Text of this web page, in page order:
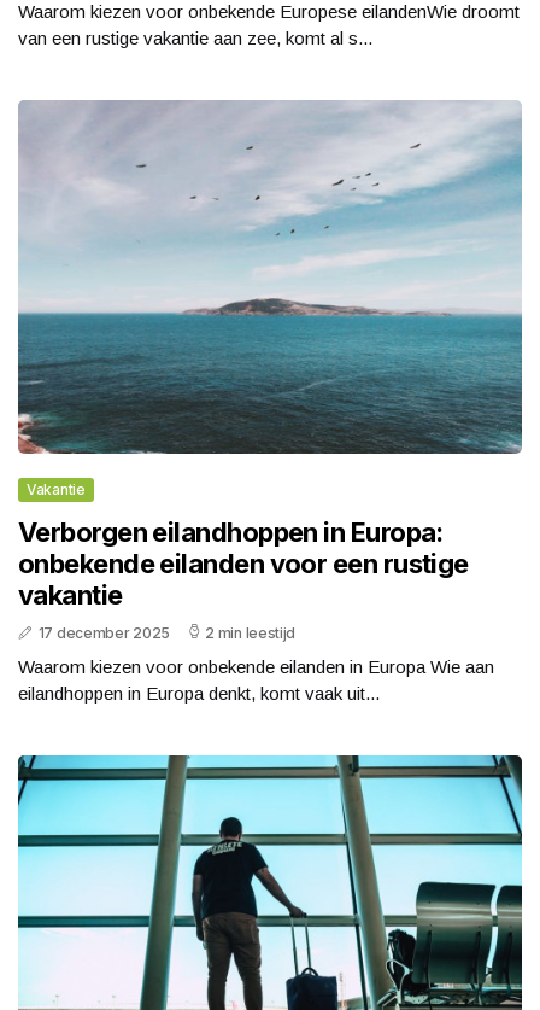
Waarom kiezen voor onbekende Europese eilandenWie droomt
van een rustige vakantie aan zee, komt al s...
Vakantie
Verborgen eilandhoppen in Europa:
onbekende eilanden voor een rustige
vakantie
17 december 2025 2 min leestijd
Waarom kiezen voor onbekende eilanden in Europa Wie aan
eilandhoppen in Europa denkt, komt vaak uit...